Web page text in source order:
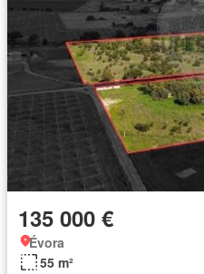
135 000 €
Évora
55 m²